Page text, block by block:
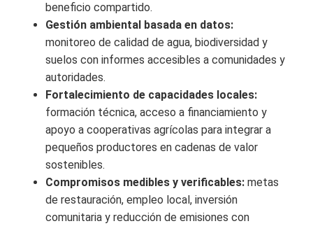
beneficio compartido.
Gestión ambiental basada en datos:
monitoreo de calidad de agua, biodiversidad y
suelos con informes accesibles a comunidades y
autoridades.
Fortalecimiento de capacidades locales:
formación técnica, acceso a financiamiento y
apoyo a cooperativas agrícolas para integrar a
pequeños productores en cadenas de valor
sostenibles.
Compromisos medibles y verificables: metas
de restauración, empleo local, inversión
comunitaria y reducción de emisiones con